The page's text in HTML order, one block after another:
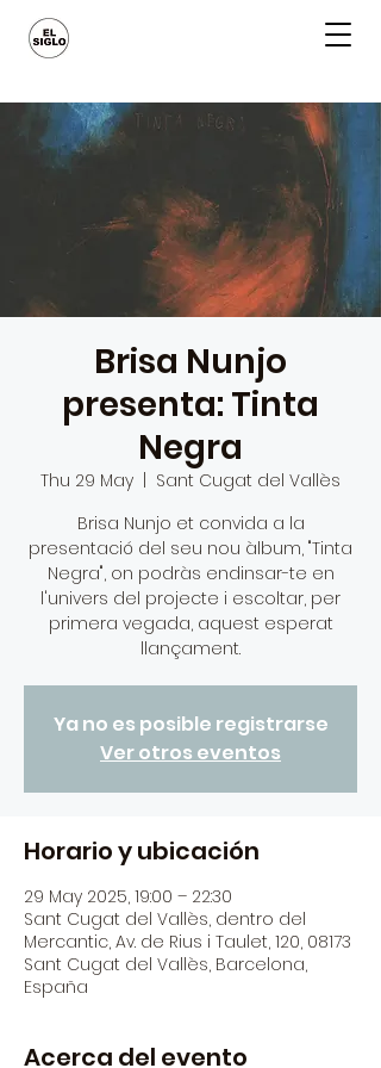
Brisa Nunjo
presenta: Tinta
Negra
Thu 29 May
Sant Cugat del Vallès
Brisa Nunjo et convida a la
presentació del seu nou àlbum, "Tinta
Negra", on podràs endinsar-te en
l'univers del projecte i escoltar, per
primera vegada, aquest esperat
llançament.
Ya no es posible registrarse
Ver otros eventos
Horario y ubicación
29 May 2025, 19:00 – 22:30
Sant Cugat del Vallès, dentro del
Mercantic, Av. de Rius i Taulet, 120, 08173
Sant Cugat del Vallès, Barcelona,
España
Acerca del evento